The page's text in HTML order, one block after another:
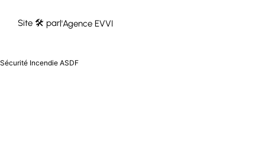
Site 🛠 parl'Agence EVVI
Sécurité Incendie ASDF